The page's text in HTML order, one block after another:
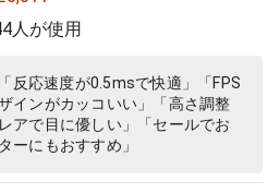
整 縦横回転 VG258QR-J
人が使用
反応速度が0.5msで快適」「FPS
インがカッコいい」「高さ調整
アで目に優しい」「セールでお
ーにもおすすめ」